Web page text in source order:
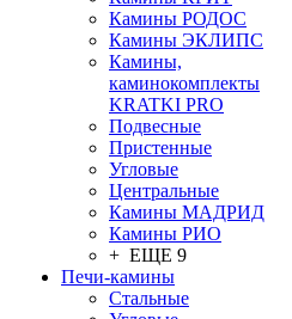
Камины РОДОС
Камины ЭКЛИПС
Камины,
каминокомплекты
KRATKI PRO
Подвесные
Пристенные
Угловые
Центральные
Камины МАДРИД
Камины РИО
+ ЕЩЕ 9
Печи-камины
Стальные